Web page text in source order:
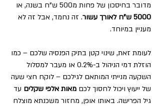
מדובר בחיסכון של פחות מ500 ש"ח בשנה, או
5000 ש"ח לאורך עשור
. זה נחמד, אבל זה לא
מעניין במיוחד.
לעומת זאת, שינוי קטן בתיק הפנסיה שלכם – כמו
הוזלת דמי הניהול ב-0.2% או מעבר למסלול
השקעה מנייתי המותאם לגילכם – לוקח חצי שעה
של ייעוץ ויכול לחסוך לכם מאות אלפי שקלים עד
גיל הפרישה. באותו אופן, מחזור משכנתא מוצלח